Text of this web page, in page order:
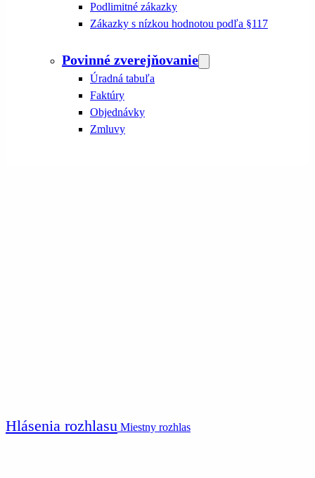
Podlimitné zákazky
Zákazky s nízkou hodnotou podľa §117
Povinné zverejňovanie
Úradná tabuľa
Faktúry
Objednávky
Zmluvy
Hlásenia rozhlasu Miestny rozhlas